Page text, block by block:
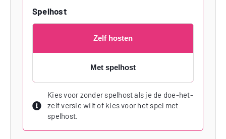
Spelhost
Zelf hosten
Met spelhost
Kies voor zonder spelhost als je de doe-het-
zelf versie wilt of kies voor het spel met
spelhost.